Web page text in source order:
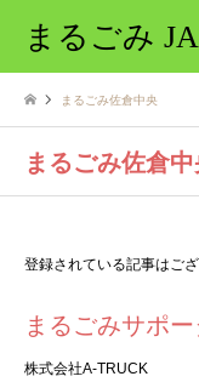
まるごみ
まるごみ佐倉中央
まるごみ佐倉
登録されている記事はござ
まるごみサポ
株式会社A-TRUCK